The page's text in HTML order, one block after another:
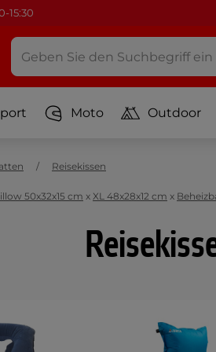
15:30
Moto Outdoor
Reisekissen
50x32x15 cm x XL 48x28x12 cm x